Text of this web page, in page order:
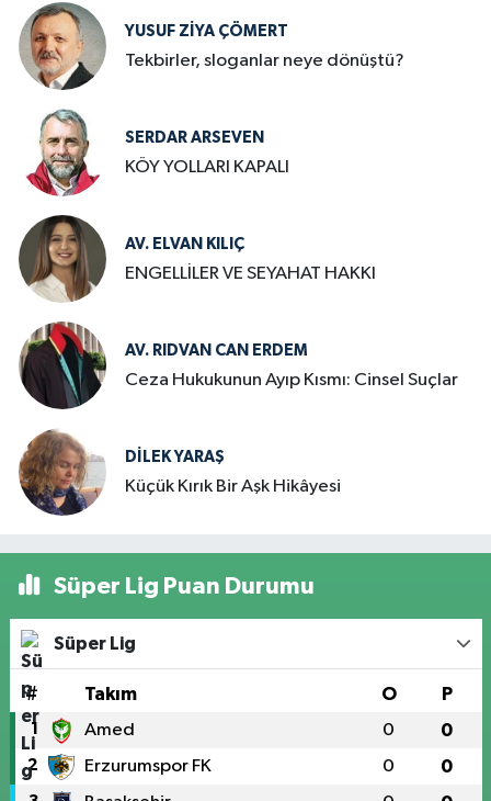
YUSUF ZIYA ÇÖMERT
Tekbirler, sloganlar neye dönüştü?
SERDAR ARSEVEN
KÖY YOLLARI KAPALI
AV. ELVAN KILIÇ
ENGELLİLER VE SEYAHAT HAKKI
AV. RIDVAN CAN ERDEM
Ceza Hukukunun Ayıp Kısmı: Cinsel Suçlar
DILEK YARAŞ
Küçük Kırık Bir Aşk Hikâyesi
Süper Lig Puan Durumu
Süper Lig
# Takım O P
1 Amed 0 0
2 Erzurumspor FK 0 0